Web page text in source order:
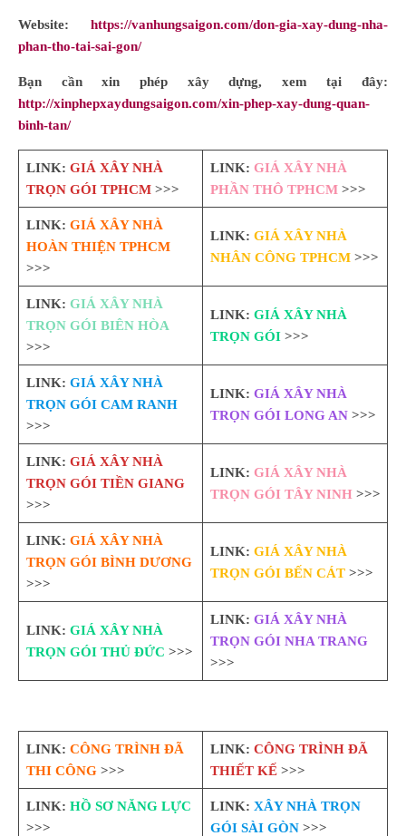
Website: https://vanhungsaigon.com/don-gia-xay-dung-nha-
phan-tho-tai-sai-gon/
Bạn cần xin phép xây dựng, xem tại đây:
http://xinphepxaydungsaigon.com/xin-phep-xay-dung-quan-
binh-tan/
LINK: GIÁ XÂY NHÀ
TRỌN GÓI TPHCM>>>
LINK: GIÁ XÂY NHÀ
PHẦN THÔ TPHCM>>>
LINK: GIÁ XÂY NHÀ
HOÀN THIỆN TPHCM
>>>
LINK: GIÁ XÂY NHÀ
NHÂN CÔNG TPHCM>>>
LINK: GIÁ XÂY NHÀ
TRỌN GÓI BIÊN HÒA
>>>
LINK: GIÁ XÂY NHÀ
TRỌN GÓI>>>
LINK: GIÁ XÂY NHÀ
TRỌN GÓI CAM RANH
>>>
LINK: GIÁ XÂY NHÀ
TRỌN GÓI LONG AN>>>
LINK: GIÁ XÂY NHÀ
TRỌN GÓI TIỀN GIANG
>>>
LINK: GIÁ XÂY NHÀ
TRỌN GÓI TÂY NINH>>>
LINK: GIÁ XÂY NHÀ
TRỌN GÓI BÌNH DƯƠNG
>>>
LINK: GIÁ XÂY NHÀ
TRỌN GÓI BẾN CÁT>>>
LINK: GIÁ XÂY NHÀ
TRỌN GÓI THỦ ĐỨC >>>
LINK: GIÁ XÂY NHÀ
TRỌN GÓI NHA TRANG
>>>
LINK: CÔNG TRÌNH ĐÃ
THI CÔNG>>>
LINK: CÔNG TRÌNH ĐÃ
THIẾT KẾ>>>
LINK: HỒ SƠ NĂNG LỰC
>>>
LINK: XÂY NHÀ TRỌN
GÓI SÀI GÒN>>>